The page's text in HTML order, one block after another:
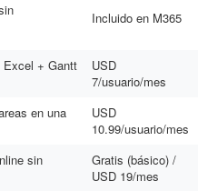
Incluido en M365
Excel + Gantt
USD
7/usuario/mes
en una
USD
10.99/usuario/mes
sin
Gratis (básico) /
USD 19/mes